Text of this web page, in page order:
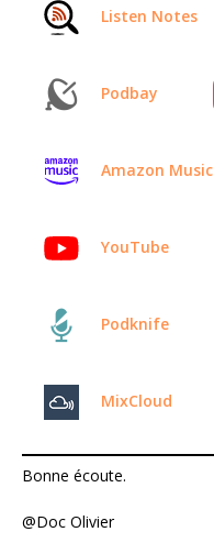
Listen Notes
Podbay
Amazon Music
YouTube
Podknife
MixCloud
Bonne écoute.
@Doc Olivier